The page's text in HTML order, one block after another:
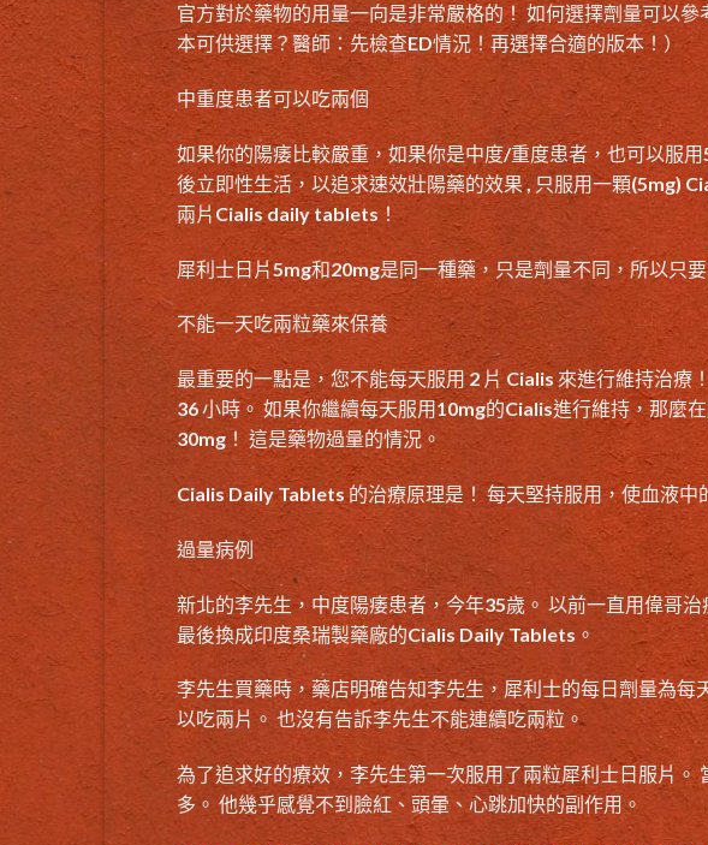
官方對於藥物的用量一向是非常嚴格的！ 如何選擇劑量可以參
本可供選擇？醫師：先檢查ED情況 ！再選擇合適的版本！）
中重度患者可以吃兩個
如果你的陽痿比較嚴重，如果你是中度/重度患者，也可以服用
後立即性生活，以追求速效壯陽藥的效果 , 只服用一顆(5mg)
兩片Cialis daily tablets！
犀利士日片5mg和20mg是同一種藥，只是劑量不同，所以只
不能一天吃兩粒藥來保養
最重要的一點是，您不能每天服用 2 片 Cialis 來進行維持治療！
36 小時。 如果你繼續每天服用10mg的Cialis進行維持，那麼
30mg！ 這是藥物過量的情況。
Cialis Daily Tablets 的治療原理是！ 每天堅持服用，使血液中
過量病例
新北的李先生，中度陽痿患者，今年35歲。 以前一直用偉哥
最後換成印度桑瑞製藥廠的Cialis Daily Tablets。
李先生買藥時，藥店明確告知李先生，犀利士的每日劑量為
以吃兩片。 也沒有告訴李先生不能連續吃兩粒。
為了追求好的療效，李先生第一次服用了兩粒犀利士日服片。
多。 他幾乎感覺不到臉紅、頭暈、心跳加快的副作用。